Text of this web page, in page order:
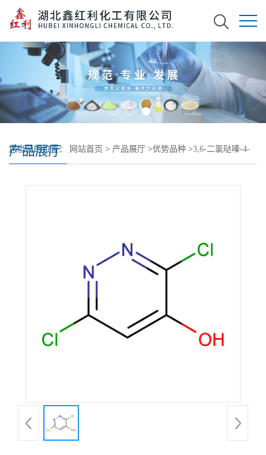
产品展厅
您当前的位置： 网站首页 > 产品展厅 >优势品种 >3,6-二氯哒嗪-4-